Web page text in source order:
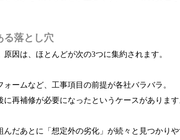
る落とし穴
因は、ほとんどが次の3つに集約されます。
ームなど、工事項目の前提が各社バラバラ。
再補修が必要になったというケースがあります
だあとに「想定外の劣化」が続々と見つかりや